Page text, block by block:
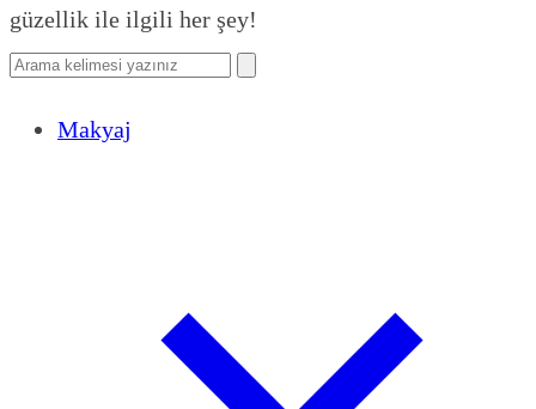
güzellik ile ilgili her şey!
Makyaj